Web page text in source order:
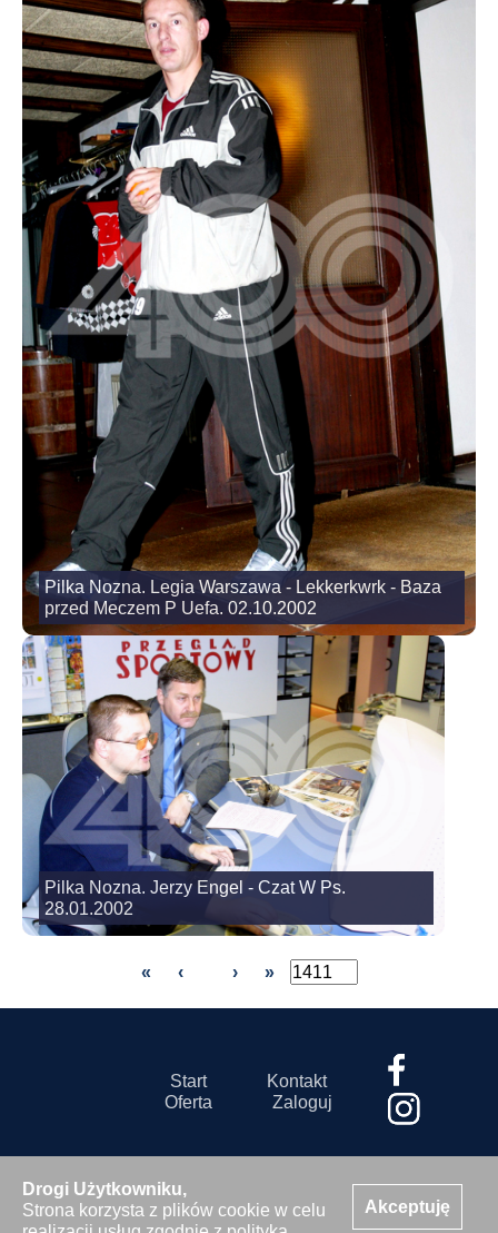
Akceptuję
Drogi Użytkowniku,
Strona korzysta z plików cookie w celu
Pilka Nozna. Legia Warszawa - Lekkerkwrk - Baza
przed Meczem P Uefa. 02.10.2002
Pilka Nozna. Jerzy Engel - Czat W Ps.
28.01.2002
« ‹ › »
Start
Kontakt
Oferta
Zaloguj